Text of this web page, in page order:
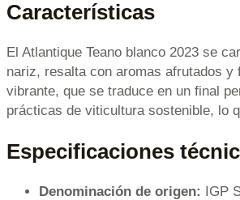
Características
El Atlantique Teano blanco 2023 se
nariz, resalta con aromas afrutados
vibrante, que se traduce en un final
prácticas de viticultura sostenible, lo
Especificaciones
Denominación de origen: IGP